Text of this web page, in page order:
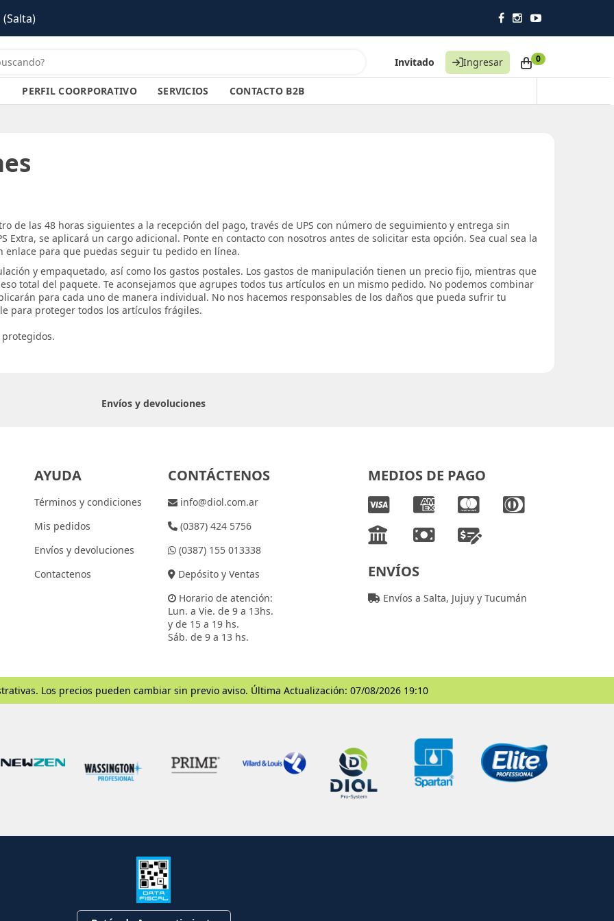
Invitado Ingresar 0
PERFIL COORPORATIVO SERVICIOS CONTACTO B2B
de las 48 horas siguientes a la recepción del pago, través de UPS con número de seguimiento y entrega sin
Extra, se aplicará un cargo adicional. Ponte en contacto con nosotros antes de solicitar esta opción. Sea cual sea la
para que puedas seguir tu pedido en línea.
y empaquetado, así como los gastos postales. Los gastos de manipulación tienen un precio fijo, mientras que
total del paquete. Te aconsejamos que agrupes todos tus artículos en un mismo pedido. No podemos combinar
para cada uno de manera individual. No nos hacemos responsables de los daños que pueda sufrir tu
para proteger todos los artículos frágiles.
Envíos y devoluciones
AYUDA
Términos y condiciones
Mis pedidos
Envíos y devoluciones
Contactenos
CONTÁCTENOS
info@diol.com.ar
(0387) 424 5756
(0387) 155 013338
Depósito y Ventas
Horario de atención:
Lun. a Vie. de 9 a 13hs.
y de 15 a 19 hs.
Sáb. de 9 a 13 hs.
MEDIOS DE PAGO
ENVÍOS
Envíos a Salta, Jujuy y Tucumán
Los precios pueden cambiar sin previo aviso. Última Actualización: 07/08/2026 19:10